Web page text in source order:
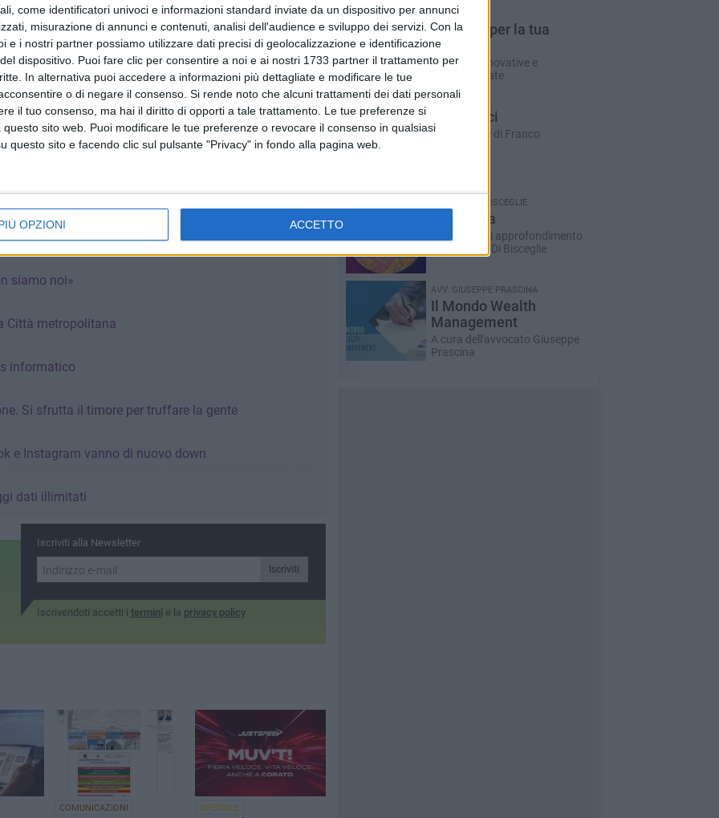
come identificatori univoci e informazioni standard inviate da un dispositivo per annunci
misurazione di annunci e contenuti, analisi dell'audience e sviluppo dei servizi. Con la
e i nostri partner possiamo utilizzare dati precisi di geolocalizzazione e identificazione
dispositivo. Puoi fare clic per consentire a noi e ai nostri 1733 partner il trattamento per
In alternativa puoi accedere a informazioni più dettagliate e modificare le tue
o di negare il consenso. Si rende noto che alcuni trattamenti dei dati personali
il tuo consenso, ma hai il diritto di opporti a tale trattamento. Le tue preferenze si
sito web. Puoi modificare le tue preferenze o revocare il consenso in qualsiasi
questo sito e facendo clic sul pulsante "Privacy" in fondo alla pagina web.
OPZIONI ACCETTO
in trappola
il blocco
siamo noi»
Città metropolitana
informatico
Si sfrutta il timore per truffare la gente
e Instagram vanno di nuovo down
dati illimitati
Iscriviti alla Newsletter
Iscriviti
Iscrivendoti accetti i termini e la privacy policy
COMUNICAZIONI SPECIALE
T-innova per la tua
impresa
Soluzioni innovative e
personalizzate
CentoVoci
Le interviste di Franco
GIUSEPPE DI BISCEGLIE
Matrioska
La rubrica di approfondimento
di Giuseppe Di Bisceglie
AVV. GIUSEPPE PRASCINA
Il Mondo Wealth
Management
A cura dell'avvocato Giuseppe
Prascina